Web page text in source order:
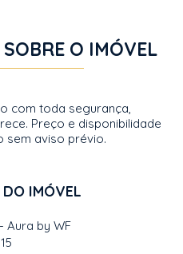
O IMÓVEL
com toda segurança,
Preço e disponibilidade
sem aviso prévio.
IMÓVEL
Aura by WF